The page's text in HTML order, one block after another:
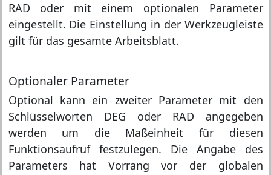
RAD oder mit einem optionalen Parameter
eingestellt. Die Einstellung in der Werkzeugleiste
gilt für das gesamte Arbeitsblatt.
Optionaler Parameter
Optional kann ein zweiter Parameter mit den
Schlüsselworten DEG oder RAD angegeben
werden um die Maßeinheit für diesen
Funktionsaufruf festzulegen. Die Angabe des
Parameters hat Vorrang vor der globalen